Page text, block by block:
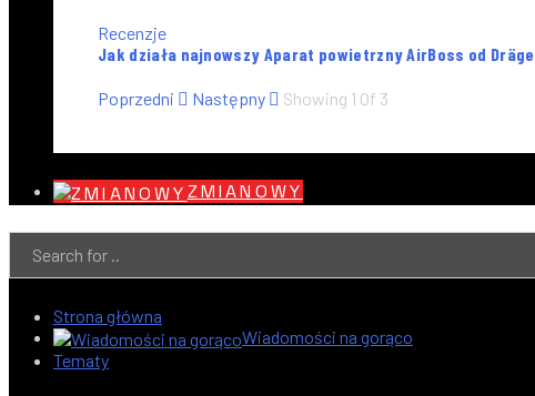
Recenzje
Jak działa najnowszy Aparat powietrzny AirBoss od
Poprzedni Następny Showing 1 Of 3
ZMIANOWY
Strona główna
Wiadomości na gorąco
Tematy